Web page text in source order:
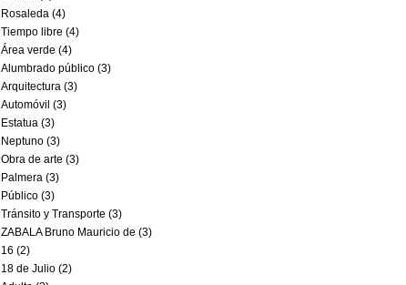
Rosaleda (4)
Tiempo libre (4)
Área verde (4)
Alumbrado público (3)
Arquitectura (3)
Automóvil (3)
Estatua (3)
Neptuno (3)
Obra de arte (3)
Palmera (3)
Público (3)
Tránsito y Transporte (3)
ZABALA Bruno Mauricio de (3)
16 (2)
18 de Julio (2)